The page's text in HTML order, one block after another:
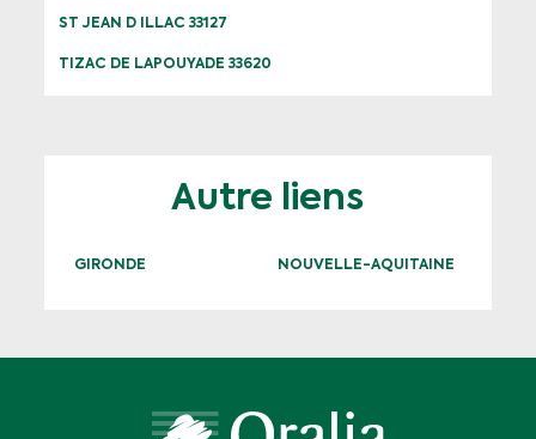
ST JEAN D ILLAC 33127
TIZAC DE LAPOUYADE 33620
Autre liens
GIRONDE NOUVELLE-AQUITAINE